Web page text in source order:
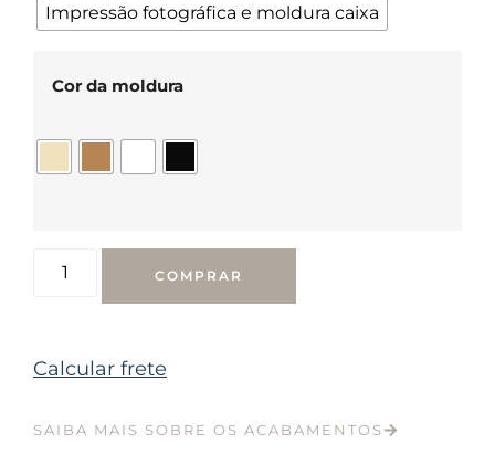
Impressão fotográfica e moldura caixa
Cor da moldura
COMPRAR
Calcular frete
SAIBA MAIS SOBRE OS ACABAMENTOS